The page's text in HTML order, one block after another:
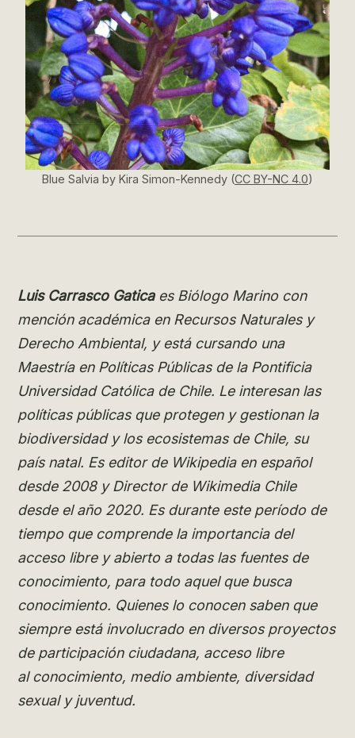
Blue Salvia by Kira Simon-Kennedy (CC BY-NC 4.0)
Luis Carrasco Gaticaes Biólogo Marino con
mención académica en Recursos Naturales y
Derecho Ambiental, y está cursando una
Maestría en Políticas Públicas de la Pontificia
Universidad Católica de Chile. Le interesan las
políticas públicas que protegen y gestionan la
biodiversidad y los ecosistemas de Chile, su
país natal. Es editor de Wikipedia en español
desde 2008 y Director de Wikimedia Chile
desde el año 2020. Es durante este período de
tiempo que comprende la importancia del
acceso libre y abierto a todas las fuentes de
conocimiento, para todo aquel que busca
conocimiento. Quienes lo conocen saben que
siempre está involucrado en diversos proyectos
de participación ciudadana, acceso libre
al conocimiento, medio ambiente, diversidad
sexual y juventud.